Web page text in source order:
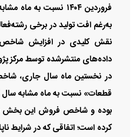
فروردین ۱۴۰۴ نسبت
به‌رغم افت تولید در برخی
نقش کلیدی در افزایش شاخص
داده‌های منتشرشده توسط
در نخستین ماه سال جاری،
کرده است؛ اتفاقی که در شرایط